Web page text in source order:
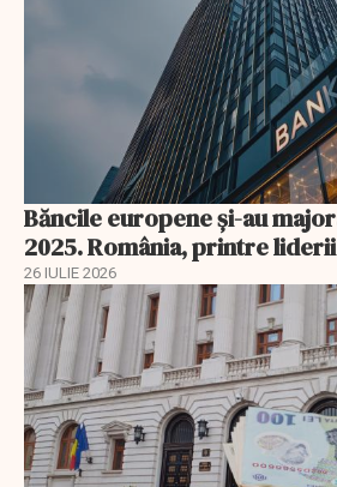
Băncile europene și-au
2025. România, printre
26 IULIE 2026